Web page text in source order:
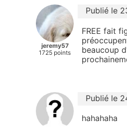
jeremy57
1725 points
Publié le
FREE fait
beaucoup
Publié le
hahahaha